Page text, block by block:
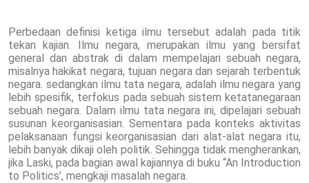
Perbedaan definisi ketiga ilmu tersebut adalah pada titik
tekan kajian. Ilmu negara, merupakan ilmu yang bersifat
general dan abstrak di dalam mempelajari sebuah negara,
misalnya hakikat negara, tujuan negara dan sejarah terbentuk
negara. sedangkan ilmu tata negara, adalah ilmu negara yang
lebih spesifik, terfokus pada sebuah sistem ketatanegaraan
sebuah negara. Dalam ilmu tata negara ini, dipelajari sebuah
susunan keorganisasian. Sementara pada konteks aktivitas
pelaksanaan fungsi keorganisasian dari alat-alat negara itu,
lebih banyak dikaji oleh politik. Sehingga tidak mengherankan,
jika Laski, pada bagian awal kajiannya di buku “An Introduction
to Politics’, mengkaji masalah negara.